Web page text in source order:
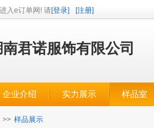
入e订单网! 请[登录] [注册]
君诺服饰有限公司
企业介绍 实力展示 样品室
>> 样品展示